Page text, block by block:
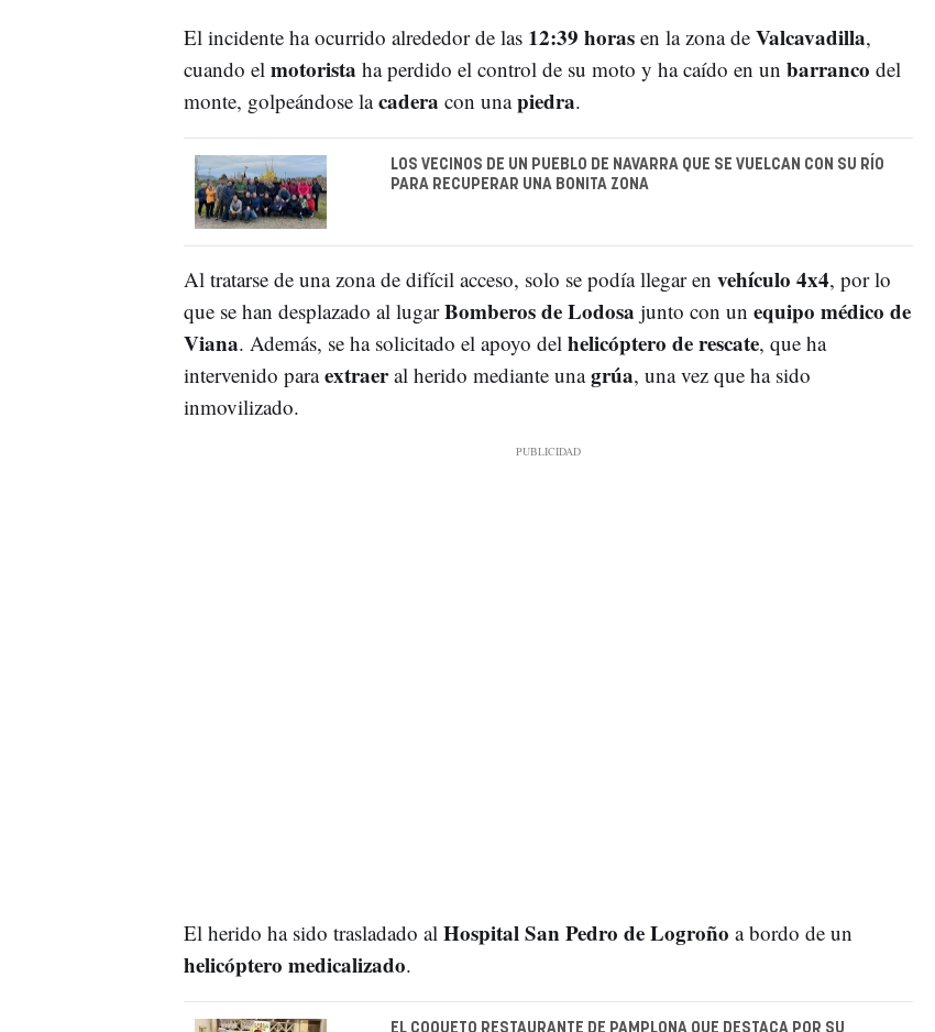
El incidente ha ocurrido alrededor de las 12:39 horasen la zona de Valcavadilla,
cuando el motorista ha perdido el control de su moto y ha caído en un barranco del
monte, golpeándose lacadera con unapiedra.
LOS VECINOS DE UN PUEBLO DE NAVARRA QUE SE VUELCAN CON SU RÍO
PARA RECUPERAR UNA BONITA ZONA
Al tratarse de una zona de difícil acceso, solo se podía llegar en vehículo 4x4, por lo
que se han desplazado al lugarBomberos de Lodosa junto con un equipo médico de
Viana. Además, se ha solicitado el apoyo del helicóptero de rescate, que ha
intervenido paraextraeral herido mediante unagrúa, una vez que ha sido
inmovilizado.
El herido ha sido trasladado al Hospital San Pedro de Logroño a bordo de un
helicóptero medicalizado.
EL COQUETO RESTAURANTE DE PAMPLONA QUE DESTACA POR SU